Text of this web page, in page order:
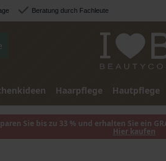
Beratung durch Fachleute
Haarpflege Hautpflege
Sie bis zu 33 % und erhalten Sie ein
Hier kaufen